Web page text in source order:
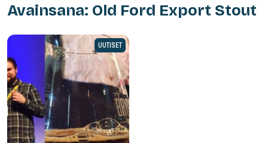
Avainsana: Old Ford Export Stout
UUTISET